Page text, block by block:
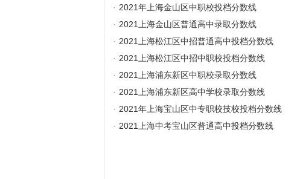
· 2021年上海金山区中职校投档分数线
· 2021上海金山区普通高中录取分数线
· 2021上海松江区中招普通高中投档分数线
· 2021上海松江区中招中职校投档分数线
· 2021上海浦东新区中职校录取分数线
· 2021上海浦东新区高中学校录取分数线
· 2021年上海宝山区中专职校技校投档分数线
· 2021上海中考宝山区普通高中投档分数线